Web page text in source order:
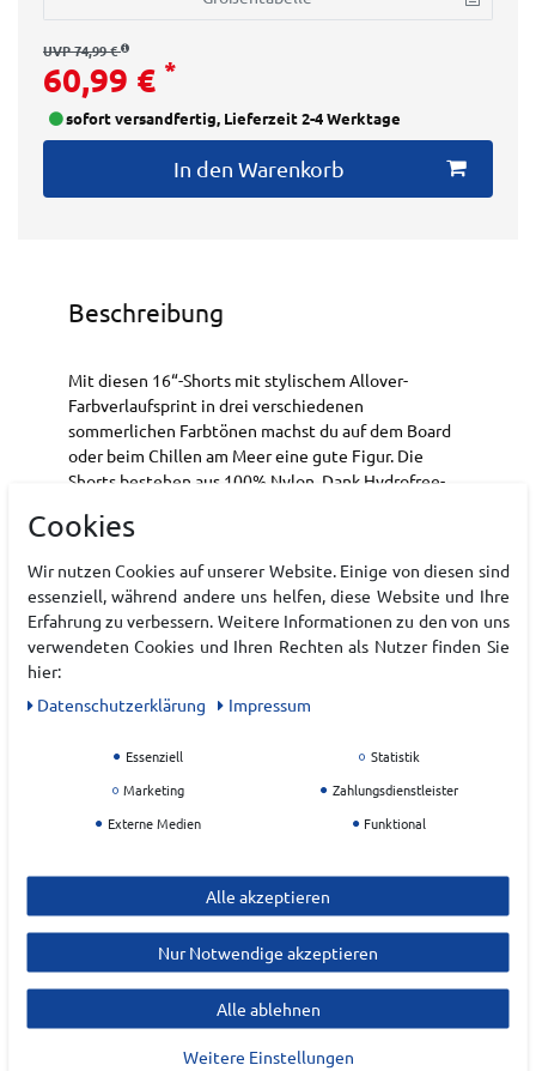
UVP 74,99 €
60,99 € *
sofort versandfertig, Lieferzeit 2-4 Werktage
In den Warenkorb
Beschreibung
Mit diesen 16“-Shorts mit stylischem Allover-
Farbverlaufsprint in drei verschiedenen
sommerlichen Farbtönen machst du auf dem Board
oder beim Chillen am Meer eine gute Figur. Die
Shorts bestehen aus 100% Nylon. Dank Hydrofree-
Wasser kommst, und wirken so dem unangenehmen,
entgegen. Das Meshfutter sorgt für zusätzlichen
Tragekomfort, Belüftung und Halt, während sich in
den beiden praktischen Seitentaschen Handy oder
Geldbörse verstauen lassen, wenn die Strandbar ruft.
Oakley Ellipse-Wärmetransferlogo auf der
Art.-ID:22225561
EAN: 8056153890830
Hersteller
OAKLEY
EU Verantwortlicher
Luxottica Group S.p.A.
Cookies
Wir nutzen Cookies auf unserer Website. Einige von diesen sind
essenziell, während andere uns helfen, diese Website und Ihre
Erfahrung zu verbessern. Weitere Informationen zu den von uns
verwendeten Cookies und Ihren Rechten als Nutzer finden Sie
hier:
Daten­schutz­erklärung
Impressum
Essenziell
Statistik
Marketing
Zahlungsdienstleister
Externe Medien
Funktional
Alle akzeptieren
Nur Notwendige akzeptieren
Alle ablehnen
Weitere Einstellungen